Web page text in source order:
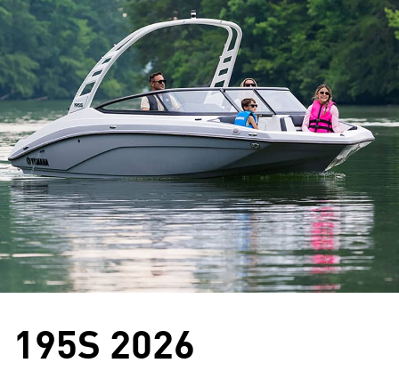
195S 2026